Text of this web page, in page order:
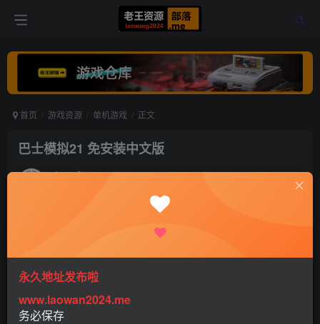
首页 游戏资源 单机游戏 正文
巴士模拟21 免安装中文版
老王 打赏
永久地址发布啦
www.laowan2024.me
务必保存